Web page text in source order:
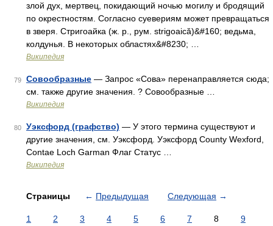
злой дух, мертвец, покидающий ночью могилу и бродящий
по окрестностям. Согласно суевериям может превращаться
в зверя. Стригоайка (ж. р., рум. strigoaică)&#160; ведьма,
колдунья. В некоторых областях&#8230; …
Википедия
79 Совообразные — Запрос «Сова» перенаправляется сюда;
см. также другие значения. ? Совообразные …
Википедия
80 Уэксфорд (графство) — У этого термина существуют и
другие значения, см. Уэксфорд. Уэксфорд County Wexford,
Contae Loch Garman Флаг Статус …
Википедия
Страницы ← Предыдущая Следующая →
1 2 3 4 5 6 7 8
9